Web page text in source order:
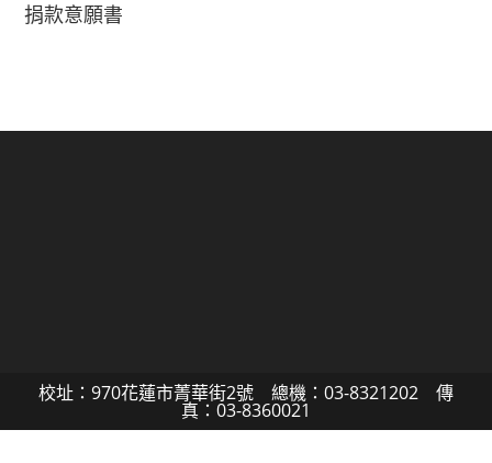
捐款意願書
校址：970花蓮市菁華街2號 總機：03-8321202 傳
真：03-8360021